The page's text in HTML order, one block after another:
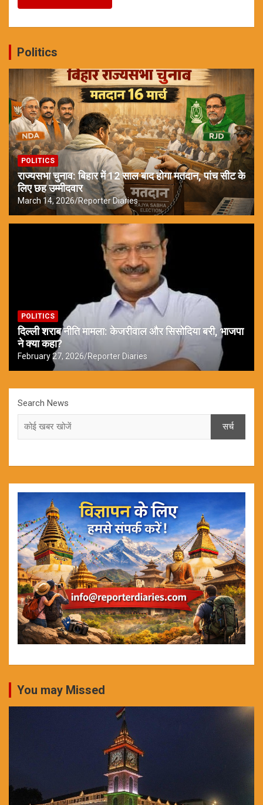
Politics
POLITICS
राज्यसभा चुनाव: बिहार में 12 साल बाद होगा मतदान, पांच सीट के
लिए छह उम्मीदवार
March 14, 2026 Reporter Diaries
POLITICS
दिल्ली शराब नीति मामला: केजरीवाल और सिसोदिया बरी, भाजपा
ने क्या कहा?
February 27, 2026 Reporter Diaries
Search News
सर्च
You may Missed